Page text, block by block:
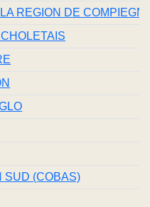
REGION DE
SUD (COBAS)